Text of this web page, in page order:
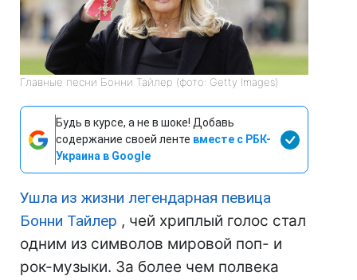
Главные песни Бонни Тайлер (фото: Getty Images)
Будь в курсе, а не в шоке! Добавь
содержание своей ленте вместе с РБК-
Украина в Google
Ушла из жизни легендарная певица
Бонни Тайлер , чей хриплый голос стал
одним из символов мировой поп- и
рок-музыки. За более чем полвека